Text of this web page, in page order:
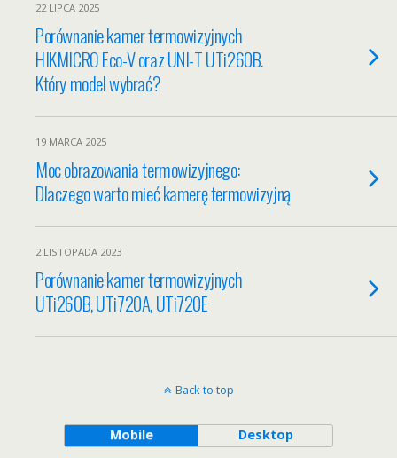
22 LIPCA 2025
Porównanie kamer termowizyjnych
HIKMICRO Eco-V oraz UNI-T UTi260B.
Który model wybrać?
19 MARCA 2025
Moc obrazowania termowizyjnego:
Dlaczego warto mieć kamerę termowizyjną
2 LISTOPADA 2023
Porównanie kamer termowizyjnych
UTi260B, UTi720A, UTi720E
Back to top
Mobile Desktop